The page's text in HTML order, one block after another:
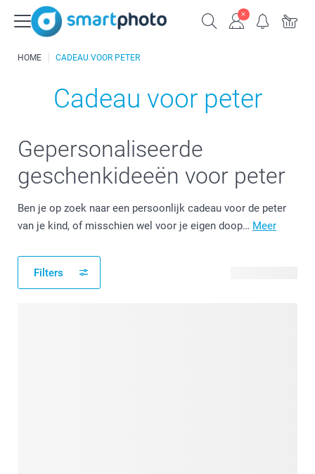
HOME CADEAU VOOR PETER
Cadeau voor peter
Gepersonaliseerde
geschenkideeën voor peter
Ben je op zoek naar een persoonlijk cadeau voor de peter
van je kind, of misschien wel voor je eigen doop… Meer
Filters